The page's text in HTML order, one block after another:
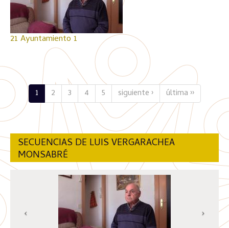
21 Ayuntamiento 1
1 2 3 4 5 siguiente › última ››
SECUENCIAS DE LUIS VERGARACHEA
MONSABRÉ